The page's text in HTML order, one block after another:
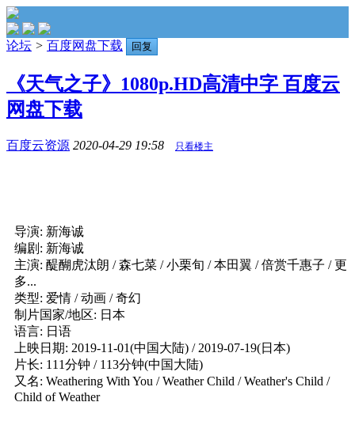
论坛 > 百度网盘下载 回复
《天气之子》1080p.HD高清中字 百度云
网盘下载
百度云资源 2020-04-29 19:58 只看楼主
导演: 新海诚
编剧: 新海诚
主演: 醍醐虎汰朗 / 森七菜 / 小栗旬 / 本田翼 / 倍赏千惠子 / 更
多...
类型: 爱情 / 动画 / 奇幻
制片国家/地区: 日本
语言: 日语
上映日期: 2019-11-01(中国大陆) / 2019-07-19(日本)
片长: 111分钟 / 113分钟(中国大陆)
又名: Weathering With You / Weather Child / Weather's Child /
Child of Weather